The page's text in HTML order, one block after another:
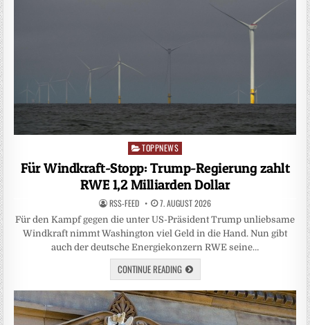
Posted
TOPPNEWS
Für Windkraft-Stopp: Trump-Regierung zahlt
RWE 1,2 Milliarden Dollar
RSS-FEED 7. AUGUST 2026
Für den Kampf gegen die unter US-Präsident Trump unliebsame
Windkraft nimmt Washington viel Geld in die Hand. Nun gibt
auch der deutsche Energiekonzern RWE seine…
CONTINUE READING